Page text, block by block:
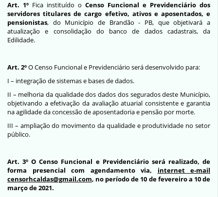
Art. 1º Fica instituído o Censo Funcional e Previdenciário dos
servidores titulares de cargo efetivo, ativos e aposentados, e
pensionistas, do Município de Brandão - PB, que objetivará a
atualização e consolidação do banco de dados cadastrais, da
Edilidade.
Art. 2ºO Censo Funcional e Previdenciário será desenvolvido para:
I – integração de sistemas e bases de dados.
II – melhoria da qualidade dos dados dos segurados deste Município,
objetivando a efetivação da avaliação atuarial consistente e garantia
na agilidade da concessão de aposentadoria e pensão por morte.
III – ampliação do movimento da qualidade e produtividade no setor
público.
Art. 3º O Censo Funcional e Previdenciário será realizado, de
forma presencial com agendamento via, internet e-mail
censorhcaldas@gmail.com, no período de 10 de fevereiro a 10 de
março de 2021.